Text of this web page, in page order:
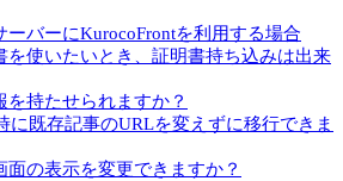
ーバーにKurocoFrontを利用する場合
を使いたいとき、証明書持ち込みは出来
を持たせられますか？
に既存記事のURLを変えずに移行できま
面の表示を変更できますか？